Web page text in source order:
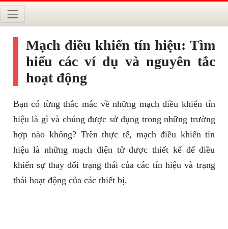
Mạch điều khiển tín hiệu: Tìm
hiểu các ví dụ và nguyên tắc
hoạt động
Bạn có từng thắc mắc về những mạch điều khiển tín
hiệu là gì và chúng được sử dụng trong những trường
hợp nào không? Trên thực tế, mạch điều khiển tín
hiệu là những mạch điện tử được thiết kế để điều
khiển sự thay đổi trạng thái của các tín hiệu và trạng
thái hoạt động của các thiết bị.